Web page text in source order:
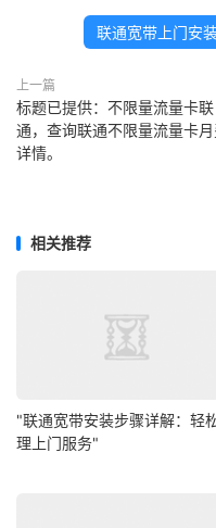
联通宽带上门安
上一篇
标题已提供：不限量流量卡联
通，查询联通不限量流量卡月
详情。
相关推荐
"联通宽带安装步骤详解：轻
理上门服务"